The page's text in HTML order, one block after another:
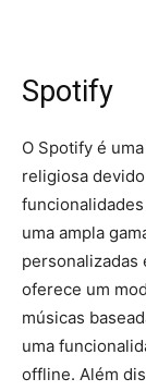
Spotify
O Spotify é
religiosa
uma ampla
personalizadas
oferece um
músicas
uma
offline. Além